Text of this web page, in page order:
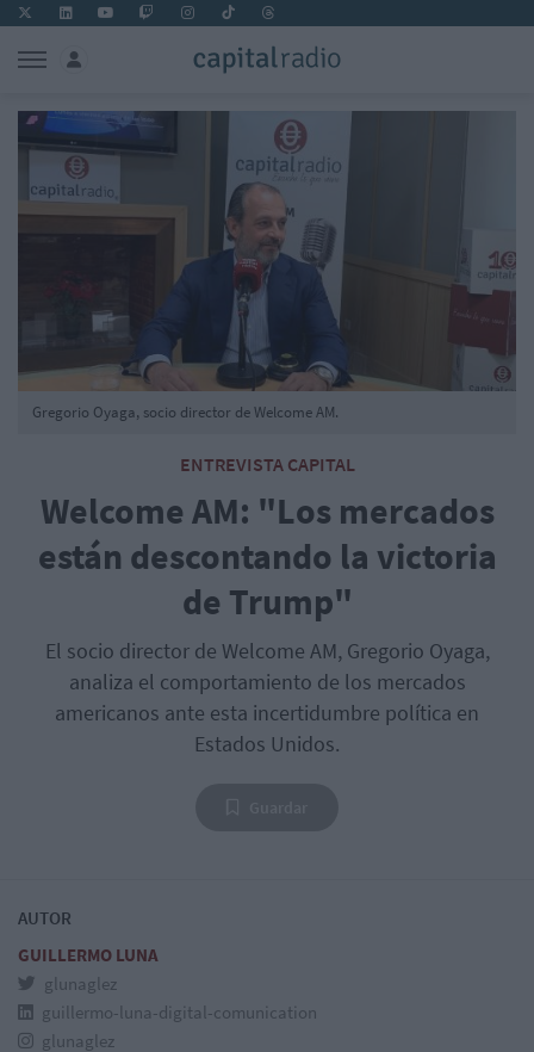
ENTREVISTA CAPITAL
Welcome AM: "Los mercados
están descontando la victoria
de Trump"
El socio director de Welcome AM, Gregorio Oyaga,
analiza el comportamiento de los mercados
americanos ante esta incertidumbre política en
Estados Unidos.
Gregorio Oyaga, socio director de Welcome AM.
AUTOR
GUILLERMO LUNA
glunaglez
guillermo-luna-digital-comunication
glunaglez